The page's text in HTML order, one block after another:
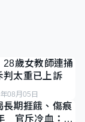
歲女教師連捅
太重已上訴
08月05日
長期捱餓、傷痕
官斥冷血：同